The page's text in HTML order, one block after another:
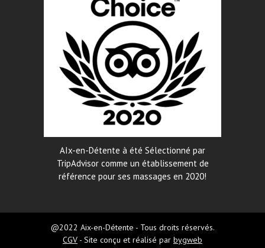
AIx-en-Détente à été Sélectionné par
TripAdvisor comme un établissement de
référence pour ses massages en 2020!
@2022 Aix-en-Détente - Tous droits réservés.
CGV - Site conçu et réalisé par bygweb